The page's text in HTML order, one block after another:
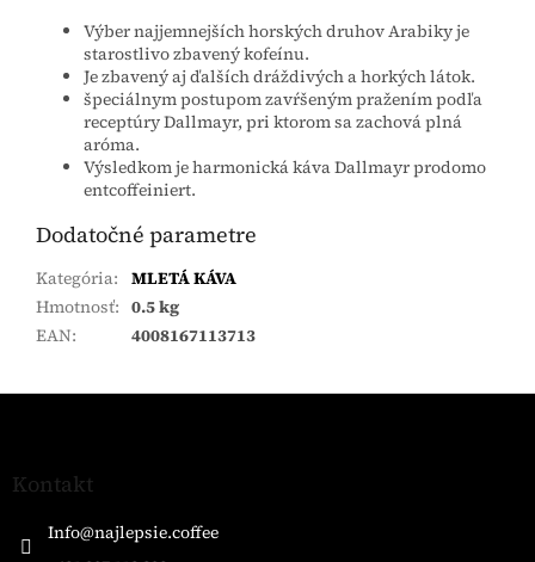
Výber najjemnejších horských druhov Arabiky je
starostlivo zbavený kofeínu.
Je zbavený aj ďalších dráždivých a horkých látok.
špeciálnym postupom zavŕšeným pražením podľa
receptúry Dallmayr, pri ktorom sa zachová plná
aróma.
Výsledkom je harmonická káva Dallmayr prodomo
entcoffeiniert.
Dodatočné parametre
Kategória: MLETÁ KÁVA
Hmotnosť: 0.5 kg
EAN: 4008167113713
Z
Kontakt
Info@najlepsie.coffee